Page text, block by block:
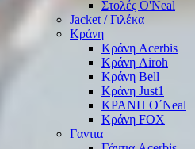
Στολές O'Neal
Jacket / Γιλέκα
Κράνη
Κράνη Acerbis
Κράνη Airoh
Κράνη Bell
Κράνη Just1
ΚΡΑΝΗ O΄Νeal
Κράνη FOX
Γαντια